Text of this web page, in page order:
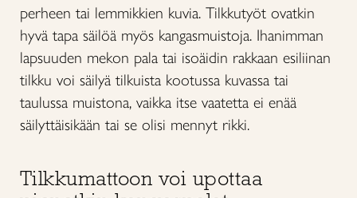
perheen tai lemmikkien kuvia. Tilkkutyöt ovatkin
hyvä tapa säilöä myös kangasmuistoja. Ihanimman
lapsuuden mekon pala tai isoäidin rakkaan esiliinan
tilkku voi säilyä tilkuista kootussa kuvassa tai
taulussa muistona, vaikka itse vaatetta ei enää
säilyttäisikään tai se olisi mennyt rikki.
Tilkkumattoon voi upottaa